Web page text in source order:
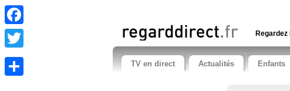
Facebook
Twitter
TV en direct Actualités Enfants